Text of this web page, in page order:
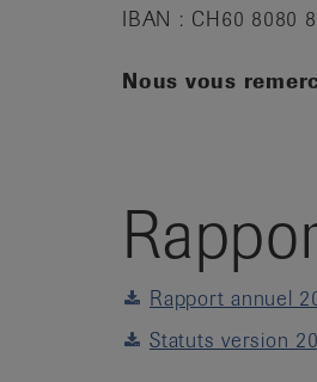
IBAN : CH60 8080
Nous vous
Rapport annuel
Statuts version